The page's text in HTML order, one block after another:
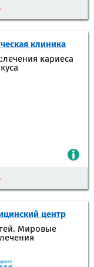
клиника
кариеса
центр
Мировые